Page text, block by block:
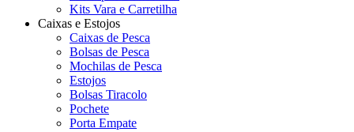
Kits Vara e Carretilha
Caixas e Estojos
Caixas de Pesca
Bolsas de Pesca
Mochilas de Pesca
Estojos
Bolsas Tiracolo
Pochete
Porta Empate